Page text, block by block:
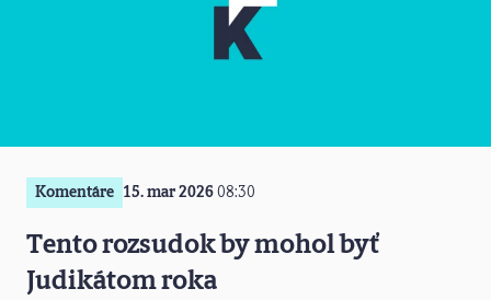
Komentáre 15. mar 202608:30
Tento rozsudok by mohol byť
Judikátom roka